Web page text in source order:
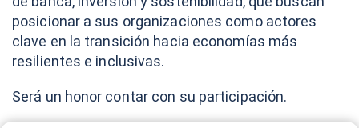
posicionar a sus organizaciones como actores
clave en la transición hacia economías más
resilientes e inclusivas.
Será un honor contar con su participación.